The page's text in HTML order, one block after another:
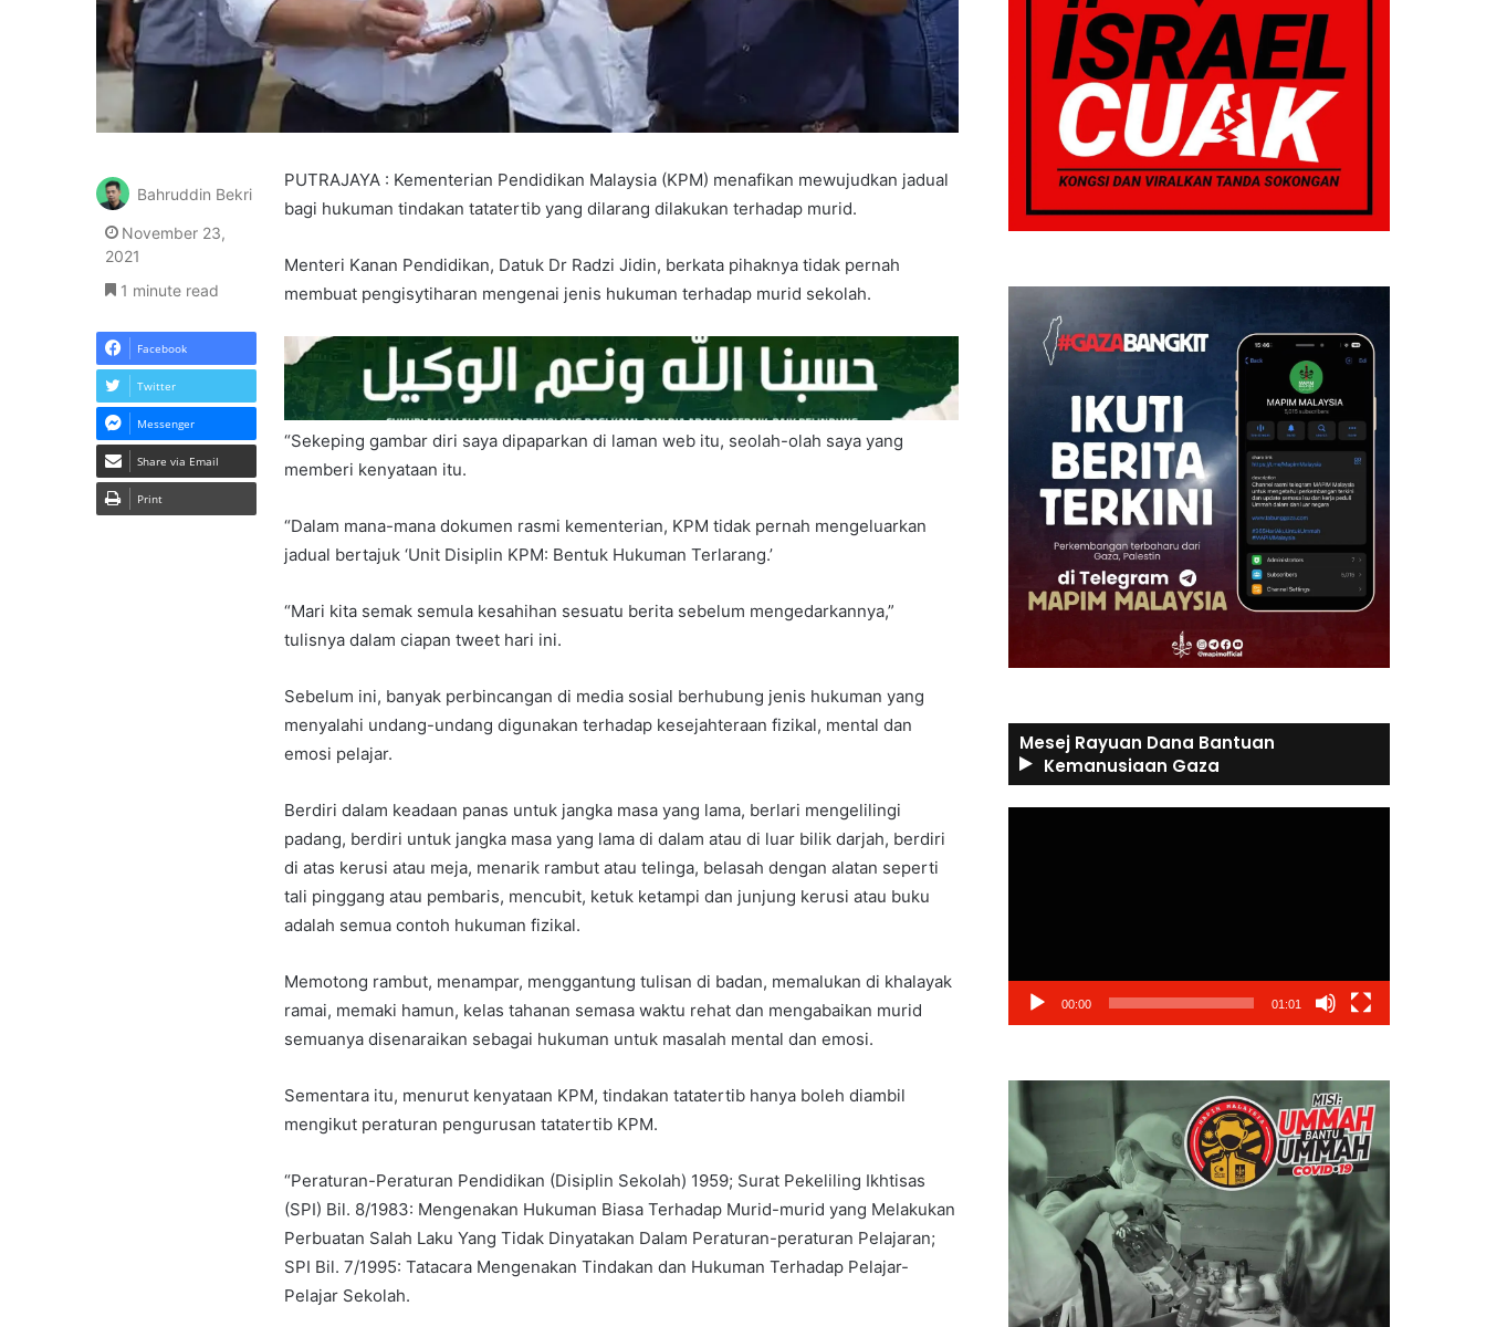
PUTRAJAYA : Kementerian Pendidikan Malaysia (KPM) menafikan mewujudkan jadual
bagi hukuman tindakan tatatertib yang dilarang dilakukan terhadap murid.
Menteri Kanan Pendidikan, Datuk Dr Radzi Jidin, berkata pihaknya tidak pernah
membuat pengisytiharan mengenai jenis hukuman terhadap murid sekolah.
“Sekeping gambar diri saya dipaparkan di laman web itu, seolah-olah saya yang
memberi kenyataan itu.
“Dalam mana-mana dokumen rasmi kementerian, KPM tidak pernah mengeluarkan
jadual bertajuk ‘Unit Disiplin KPM: Bentuk Hukuman Terlarang.’
“Mari kita semak semula kesahihan sesuatu berita sebelum mengedarkannya,”
tulisnya dalam ciapan tweet hari ini.
Sebelum ini, banyak perbincangan di media sosial berhubung jenis hukuman yang
menyalahi undang-undang digunakan terhadap kesejahteraan fizikal, mental dan
emosi pelajar.
Berdiri dalam keadaan panas untuk jangka masa yang lama, berlari mengelilingi
padang, berdiri untuk jangka masa yang lama di dalam atau di luar bilik darjah, berdiri
di atas kerusi atau meja, menarik rambut atau telinga, belasah dengan alatan seperti
tali pinggang atau pembaris, mencubit, ketuk ketampi dan junjung kerusi atau buku
adalah semua contoh hukuman fizikal.
Memotong rambut, menampar, menggantung tulisan di badan, memalukan di khalayak
ramai, memaki hamun, kelas tahanan semasa waktu rehat dan mengabaikan murid
semuanya disenaraikan sebagai hukuman untuk masalah mental dan emosi.
Sementara itu, menurut kenyataan KPM, tindakan tatatertib hanya boleh diambil
mengikut peraturan pengurusan tatatertib KPM.
“Peraturan-Peraturan Pendidikan (Disiplin Sekolah) 1959; Surat Pekeliling Ikhtisas
(SPI) Bil. 8/1983: Mengenakan Hukuman Biasa Terhadap Murid-murid yang Melakukan
Perbuatan Salah Laku Yang Tidak Dinyatakan Dalam Peraturan-peraturan Pelajaran;
SPI Bil. 7/1995: Tatacara Mengenakan Tindakan dan Hukuman Terhadap Pelajar-
Pelajar Sekolah.
Bahruddin Bekri
November 23,
2021
1 minute read
Facebook
Twitter
Messenger
Share via Email
Print
Mesej Rayuan Dana Bantuan
Kemanusiaan Gaza
00:00 01:01